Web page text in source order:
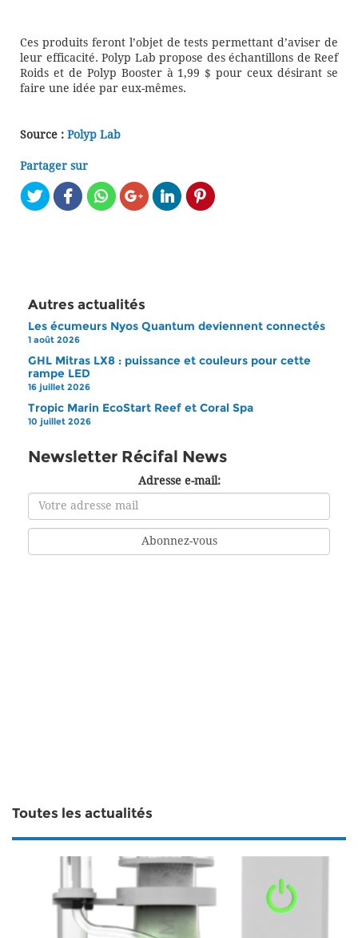
Ces produits feront l’objet de tests permettant d’aviser de
leur efficacité. Polyp Lab propose des échantillons de Reef
Roids et de Polyp Booster à 1,99 $ pour ceux désirant se
faire une idée par eux-mêmes.
Source : Polyp Lab
Partager sur
Autres actualités
Les écumeurs Nyos Quantum deviennent connectés
1 août 2026
GHL Mitras LX8 : puissance et couleurs pour cette
rampe LED
16 juillet 2026
Tropic Marin EcoStart Reef et Coral Spa
10 juillet 2026
Newsletter Récifal News
Adresse e-mail:
Toutes les actualités